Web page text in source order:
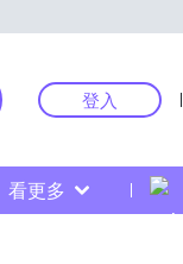
登入
看更多